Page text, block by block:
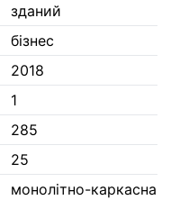
зданий
бізнес
2018
1
285
25
монолітно-каркасна